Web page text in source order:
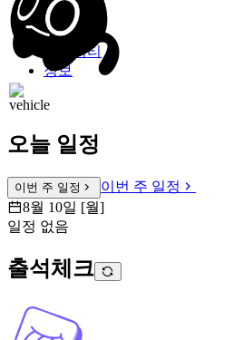
밐타운
피드
커뮤니티
정보
오늘 일정
이번 주 일정
이번 주 일정
8월 10일 [월]
일정 없음
출석체크